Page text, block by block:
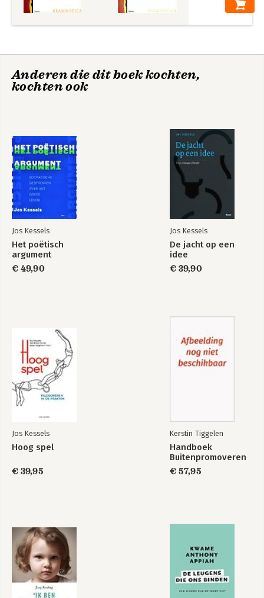
Bekijk alle boeken
Anderen die dit boek kochten,
kochten ook
Jos Kessels
Het poëtisch
argument
€ 49,90
Jos Kessels
De jacht op een
idee
€ 39,90
Jos Kessels
Hoog spel
€ 39,95
Kerstin Tiggelen
Handboek
Buitenpromoveren
€ 57,95